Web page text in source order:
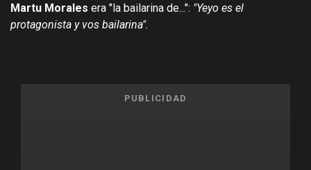
Martu Morales era "la bailarina de...": "Yeyo es el
protagonista y vos bailarina".
PUBLICIDAD